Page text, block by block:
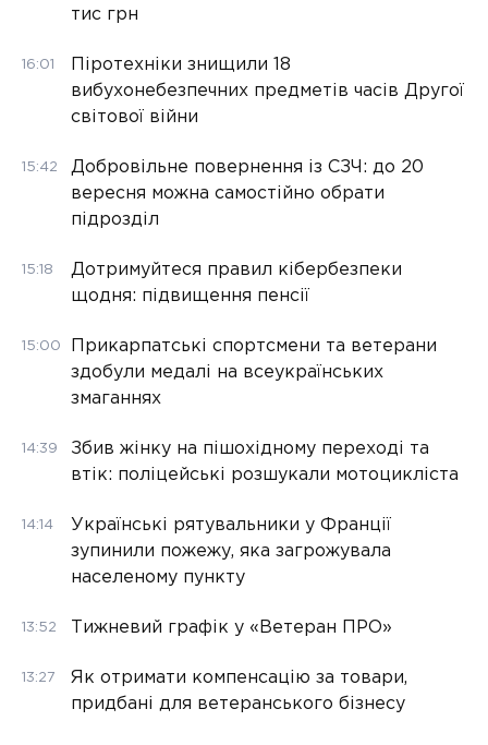
тис грн
16:01
Піротехніки знищили 18
вибухонебезпечних предметів часів Другої
світової війни
15:42
Добровільне повернення із СЗЧ: до 20
вересня можна самостійно обрати
підрозділ
15:18
Дотримуйтеся правил кібербезпеки
щодня: підвищення пенсії
15:00
Прикарпатські спортсмени та ветерани
здобули медалі на всеукраїнських
змаганнях
14:39
Збив жінку на пішохідному переході та
втік: поліцейські розшукали мотоцикліста
14:14
Українські рятувальники у Франції
зупинили пожежу, яка загрожувала
населеному пункту
13:52 Тижневий графік у «Ветеран ПРО»
13:27
Як отримати компенсацію за товари,
придбані для ветеранського бізнесу